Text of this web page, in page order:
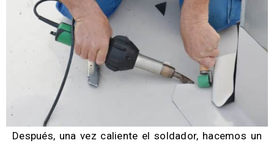
Después, una vez caliente el soldador, hacemos un